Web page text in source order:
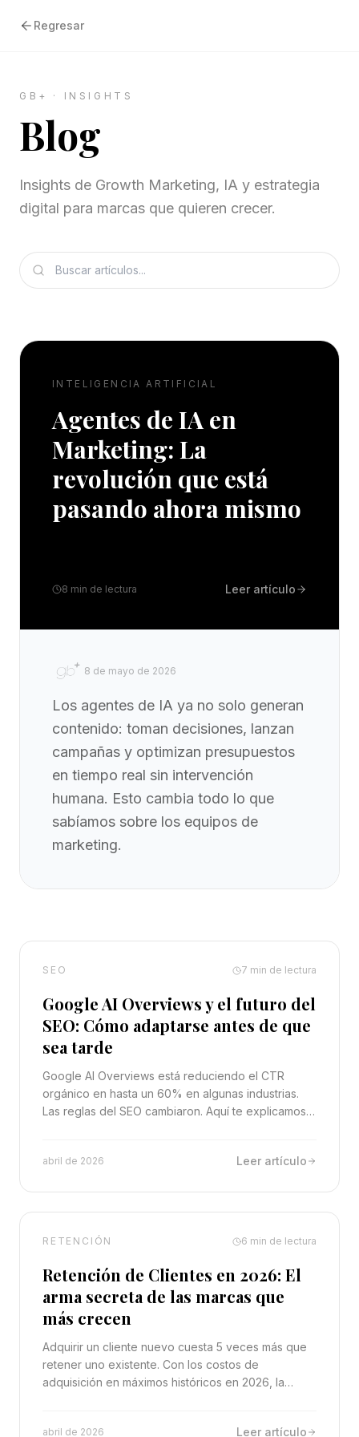
Regresar
GB+ · INSIGHTS
Blog
Insights de Growth Marketing, IA y estrategia
digital para marcas que quieren crecer.
INTELIGENCIA ARTIFICIAL
Agentes de IA en
Marketing: La
revolución que está
pasando ahora mismo
8 min de lectura Leer artículo
8 de mayo de 2026
Los agentes de IA ya no solo generan
contenido: toman decisiones, lanzan
campañas y optimizan presupuestos
en tiempo real sin intervención
humana. Esto cambia todo lo que
sabíamos sobre los equipos de
marketing.
SEO 7 min de lectura
Google AI Overviews y el futuro del
SEO: Cómo adaptarse antes de que
sea tarde
Google AI Overviews está reduciendo el CTR
orgánico en hasta un 60% en algunas industrias.
Las reglas del SEO cambiaron. Aquí te explicamos
abril de 2026 Leer artículo
RETENCIÓN 6 min de lectura
Retención de Clientes en 2026: El
arma secreta de las marcas que
más crecen
Adquirir un cliente nuevo cuesta 5 veces más que
retener uno existente. Con los costos de
adquisición en máximos históricos en 2026, la
abril de 2026 Leer artículo